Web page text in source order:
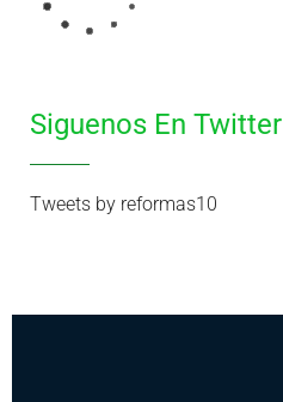
Siguenos En Twitter
Tweets by reformas10